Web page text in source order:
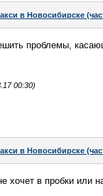
в Новосибирске
проблемы,
00:30)
в Новосибирске
хочет в пробки или